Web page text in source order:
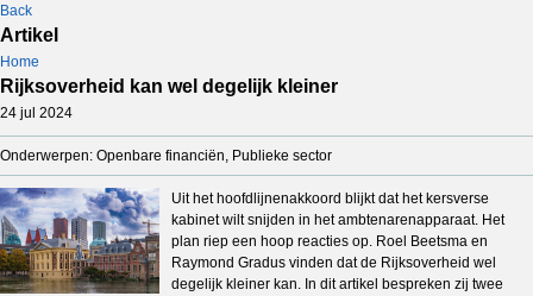
Back
Artikel
Home
Rijksoverheid kan wel degelijk kleiner
24 jul 2024
Onderwerpen: Openbare financiën, Publieke sector
Uit het hoofdlijnenakkoord blijkt dat het kersverse
kabinet wilt snijden in het ambtenarenapparaat. Het
plan riep een hoop reacties op. Roel Beetsma en
Raymond Gradus vinden dat de Rijksoverheid wel
degelijk kleiner kan. In dit artikel bespreken zij twee